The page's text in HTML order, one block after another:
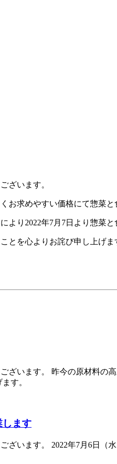
ざいます。
お求めやすい価格にて惣菜
より2022年7月7日より惣菜
とを心よりお詫び申し上げま
ざいます。 昨今の原材料の
す。
します
ざいます。 2022年7月6日（